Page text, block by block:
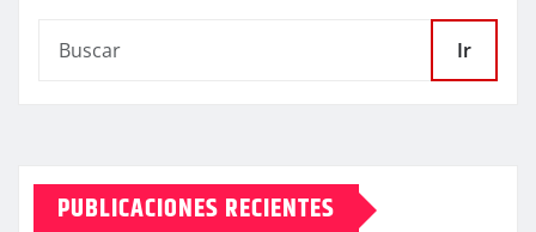
Ir
PUBLICACIONES RECIENTES